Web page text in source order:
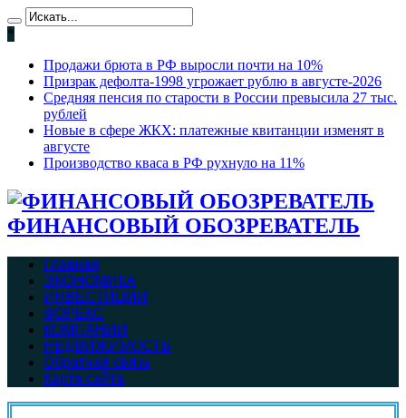
*
Продажи брюта в РФ выросли почти на 10%
Призрак дефолта-1998 угрожает рублю в августе-2026
Средняя пенсия по старости в России превысила 27 тыс.
рублей
Новые в сфере ЖКХ: платежные квитанции изменят в
августе
Производство кваса в РФ рухнуло на 11%
ФИНАНСОВЫЙ ОБОЗРЕВАТЕЛЬ
Главная
ЭКОНОМИКА
ИНВЕСТИЦИИ
ФОРЕКС
КОМПАНИИ
НЕДВИЖИМОСТЬ
Обратная связь
Карта сайта